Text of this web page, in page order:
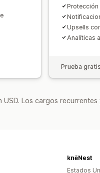
Protección
Upsells
Analíticas
Prueba
Los cargos
knēNest
Estados